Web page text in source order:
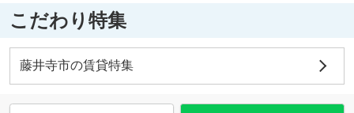
こだわり特集
藤井寺市の賃貸特集